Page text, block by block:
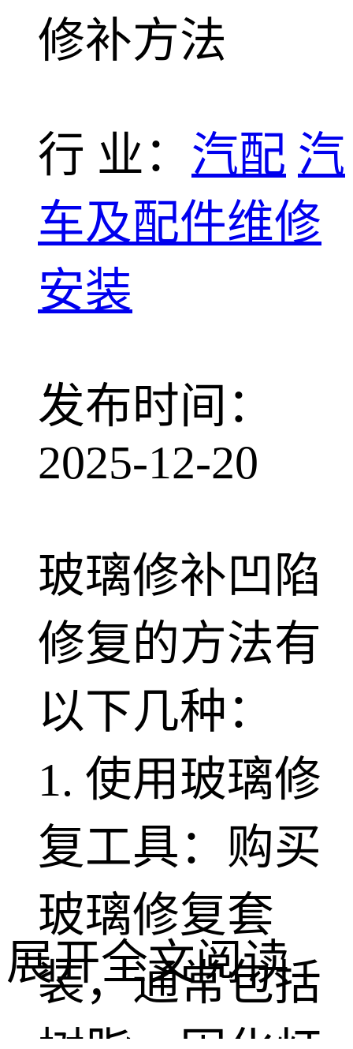
修补方法
行 业： 汽配 汽
车及配件维修
安装
发布时间：
2025-12-20
玻璃修补凹陷
修复的方法有
以下几种：
1. 使用玻璃修
复工具：购买
玻璃修复套
装，通常包括
展开全文阅读